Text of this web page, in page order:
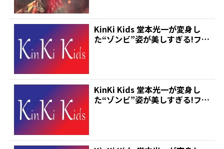
KinKi Kids 堂本光一が変身し
た“ゾンビ”姿が美しすぎる!ファ
KinKi Kids 堂本光一が変身し
た“ゾンビ”姿が美しすぎる!ファ